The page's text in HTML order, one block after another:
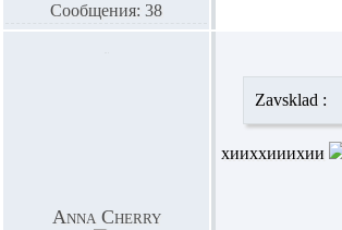
Сообщения: 38
Anna Cherry
Zavsklad :
хииххииихии